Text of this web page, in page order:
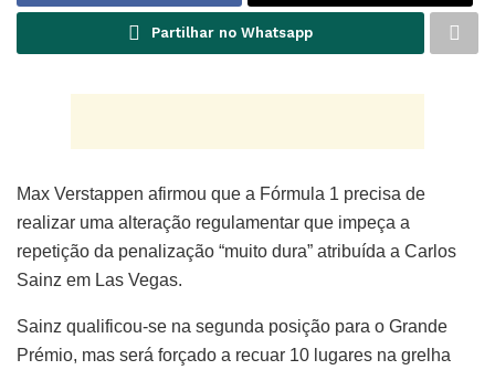
Partilhar no Whatsapp
Max Verstappen afirmou que a Fórmula 1 precisa de
realizar uma alteração regulamentar que impeça a
repetição da penalização “muito dura” atribuída a Carlos
Sainz em Las Vegas.
Sainz qualificou-se na segunda posição para o Grande
Prémio, mas será forçado a recuar 10 lugares na grelha